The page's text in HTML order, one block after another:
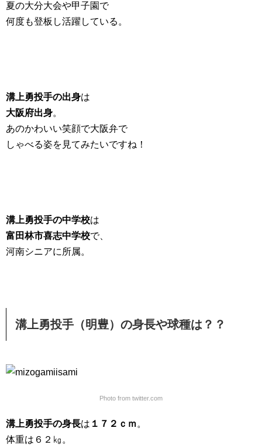
夏の大分大会や甲子園で
何度も登板し活躍している。
溝上勇投手の出身は
大阪府出身。
あのかわいい笑顔で大阪弁で
しゃべる姿を見てみたいですね！
溝上勇投手の中学校は
富田林市喜志中学校で、
河南シニアに所属。
溝上勇投手（明豊）の身長や球種は？？
Photo from twitter.com
溝上勇投手の身長は １７２ｃｍ。
体重は６２㎏。